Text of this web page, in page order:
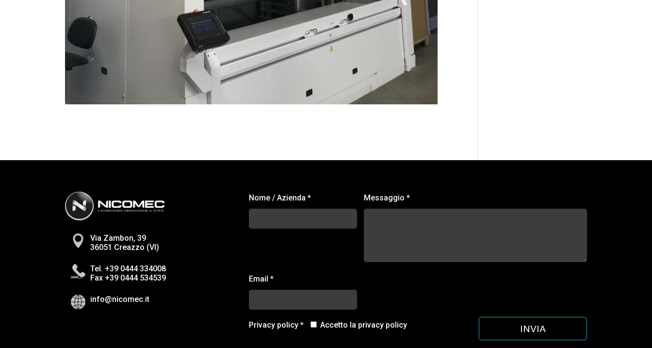
Via Zambon, 39
36051 Creazzo (VI)
Tel. +39 0444 334008
Fax +39 0444 534539
info@nicomec.it
Modulo
di
Nome / Azienda * Messaggio *
Email *
Privacy policy * Accetto la privacy policy INVIA